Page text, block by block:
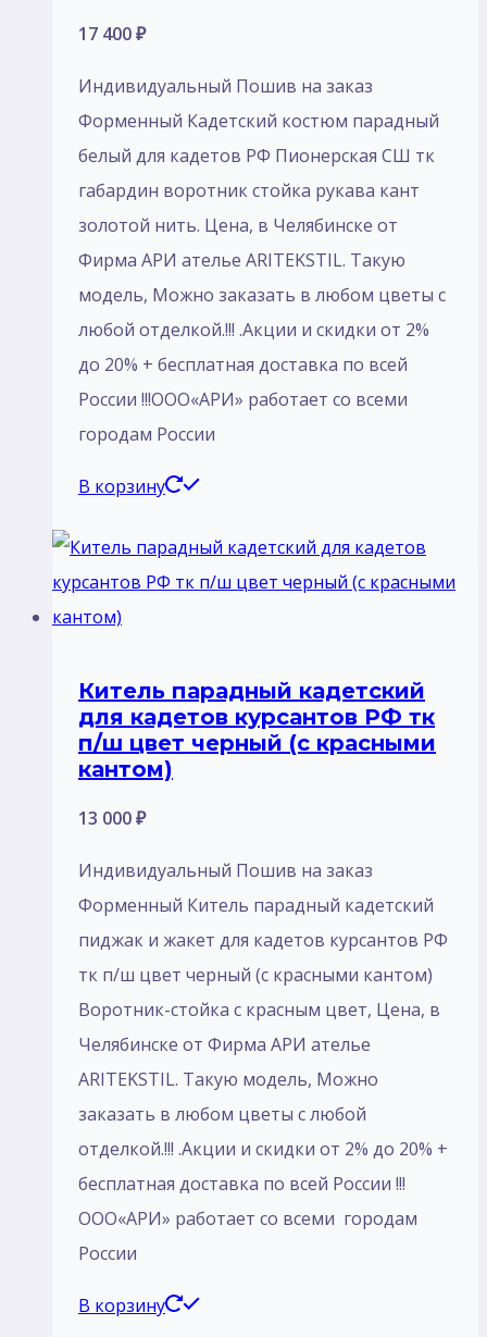
17 400₽
Индивидуальный Пошив на заказ
Форменный Кадетский костюм парадный
белый для кадетов РФ Пионерская СШ тк
габардин воротник стойка рукава кант
золотой нить. Цена, в Челябинске от
Фирма АРИ ателье ARITEKSTIL. Такую
модель, Mожно заказать в любом цветы с
любой отделкой.!!! .Акции и скидки от 2%
до 20% + бесплатная доставка по всей
России !!!ООО«АРИ» работает со всеми
городам России
В корзину
Китель парадный кадетский
для кадетов курсантов РФ тк
п/ш цвет черный (с красными
кантом)
13 000₽
Индивидуальный Пошив на заказ
Форменный Китель парадный кадетский
пиджак и жакет для кадетов курсантов РФ
тк п/ш цвет черный (с красными кантом)
Воротник-стойка с красным цвет, Цена, в
Челябинске от Фирма АРИ ателье
ARITEKSTIL. Такую модель, Mожно
заказать в любом цветы с любой
отделкой.!!! .Акции и скидки от 2% до 20% +
бесплатная доставка по всей России !!!
ООО«АРИ» работает со всеми городам
России
В корзину